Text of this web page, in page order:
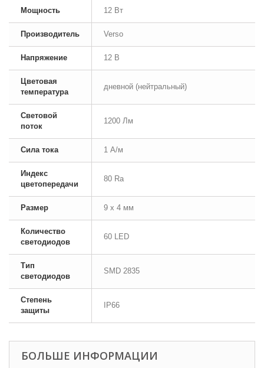
Мощность 12 Вт
Производитель Verso
Напряжение 12 В
Цветовая
температура
дневной (нейтральный)
Световой
поток
1200 Лм
Сила тока 1 А/м
Индекс
цветопередачи
80 Ra
Размер 9 x 4 мм
Количество
светодиодов
60 LED
Тип
светодиодов
SMD 2835
Степень
защиты
IP66
БОЛЬШЕ ИНФОРМАЦИИ